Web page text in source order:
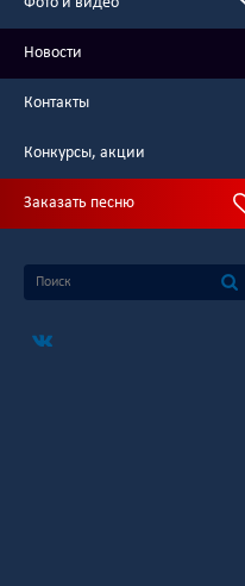
Новости
Контакты
Конкурсы, акции
Заказать песню